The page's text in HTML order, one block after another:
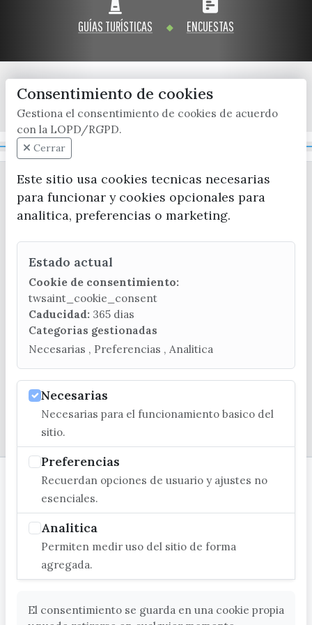
Oficinas de Turismo
Atención al extranjero
Punto Ayuntamiento
Historia
Historia del municipio
Sectores
Artesanía
Empresas de subtropicales
Visitas
Fiestas y eventos
Fiestas de singularidad turística
Semana Santa de Vélez-
Málaga
Galería fotográfica de eventos
Guías turísticas
Ayuntamiento
Encuestas
GUÍAS TURÍSTICAS ENCUESTAS
x / twitter facebook youtube instagram
CONTACTA CON LA OFICINA DE TURISMO
(+34) 952 541 104
turismo@velezmalaga.es
C/ Poniente, 2. CP 29740 - Torre del Mar
Consentimiento de cookies
Gestiona el consentimiento de cookies de acuerdo
con la LOPD/RGPD.
Cerrar
Este sitio usa cookies tecnicas necesarias
para funcionar y cookies opcionales para
analitica, preferencias o marketing.
Estado actual
Cookie de consentimiento:
twsaint_cookie_consent
Caducidad: 365 dias
Categorias gestionadas
Necesarias , Preferencias , Analitica
Necesarias
Necesarias para el funcionamiento basico del
sitio.
Preferencias
Recuerdan opciones de usuario y ajustes no
esenciales.
Analitica
Permiten medir uso del sitio de forma
agregada.
El consentimiento se guarda en una cookie propia